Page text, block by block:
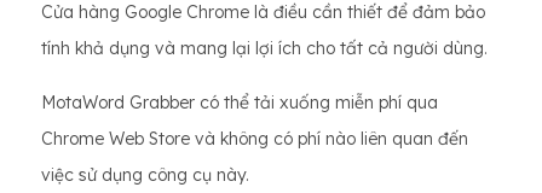
Cửa hàng Google Chrome là điều cần thiết để đảm bảo
tính khả dụng và mang lại lợi ích cho tất cả người dùng.
MotaWord Grabber có thể tải xuống miễn phí qua
Chrome Web Store và không có phí nào liên quan đến
việc sử dụng công cụ này.